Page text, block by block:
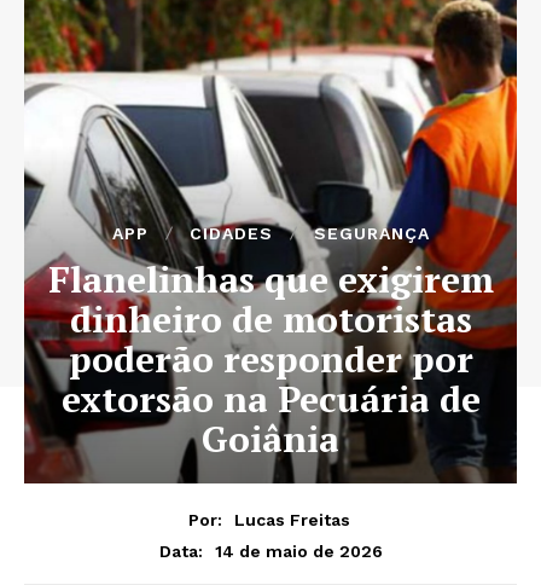
APP CIDADES SEGURANÇA
Flanelinhas que exigirem
dinheiro de motoristas
poderão responder por
extorsão na Pecuária de
Goiânia
Por:
Lucas Freitas
Data:
14 de maio de 2026